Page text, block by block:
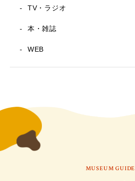
TV・ラジオ
本・雑誌
WEB
MUSEUM GUIDE